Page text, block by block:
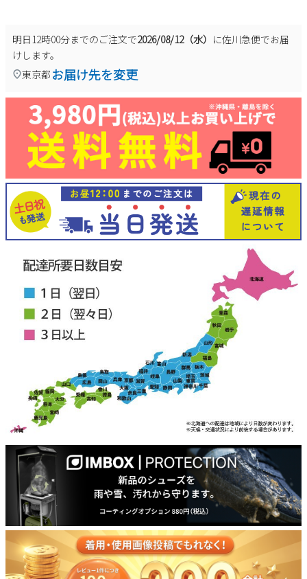
明日12時00分までのご注文で2026/08/12（水） に佐川急便でお届
けします。
東京都 お届け先を変更